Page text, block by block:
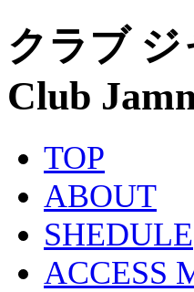
クラブ
Club
TOP
ABOUT
SHEDULE
ACCESS